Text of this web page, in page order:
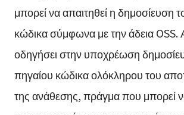
μπορεί να απαιτηθεί η δημοσίευση
κώδικα σύμφωνα με την άδεια OSS.
οδηγήσει στην υποχρέωση
πηγαίου κώδικα ολόκληρου του
της ανάθεσης, πράγμα που μπορεί να